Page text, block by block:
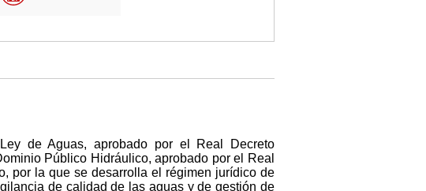
de Aguas, aprobado por el Real Decreto
Público Hidráulico, aprobado por el Real
por la que se desarrolla el régimen jurídico de
de calidad de las aguas y de gestión de